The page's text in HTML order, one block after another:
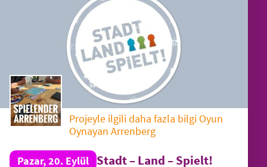
Projeyle ilgili daha fazla bilgi Oyun
Oynayan Arrenberg
Pazar, 20. Eylül Stadt – Land – Spielt!